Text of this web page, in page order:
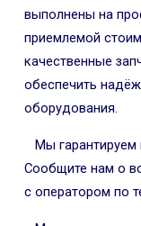
выполнены на
приемлемой
качественные
обеспечить
оборудования.
Мы гарантируем
Сообщите нам о
с оператором по